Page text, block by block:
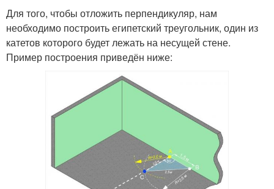
Для того, чтобы отложить перпендикуляр, нам
необходимо построить египетский треугольник, один из
катетов которого будет лежать на несущей стене.
Пример построения приведён ниже: